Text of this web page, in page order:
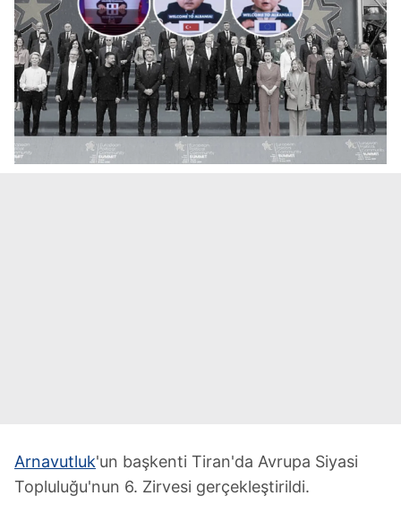
Arnavutluk'un başkenti Tiran'da Avrupa Siyasi
Topluluğu'nun 6. Zirvesi gerçekleştirildi.